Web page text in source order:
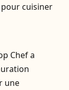
cuisiner
Chef a
une